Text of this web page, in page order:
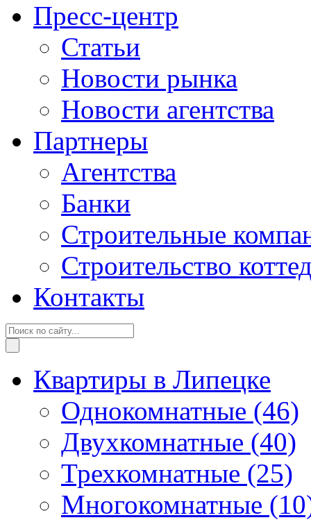
Пресс-центр
Статьи
Новости рынка
Новости агентства
Партнеры
Агентства
Банки
Строительные
Строительство
Контакты
Квартиры в Липецке
Однокомнатные (46)
Двухкомнатные (40)
Трехкомнатные (25)
Многокомнатные